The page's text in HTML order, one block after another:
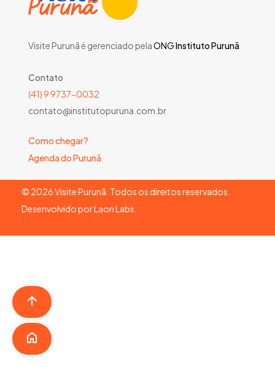
Visite Purunã é gerenciado pelaONGInstituto Purunã
Contato
(41) 9 9737-0032
contato@institutopuruna.com.br
Como chegar?
Agenda do Purunã
© 2026Visite Purunã. Todos os direitos reservados.
Desenvolvido porLaon Labs